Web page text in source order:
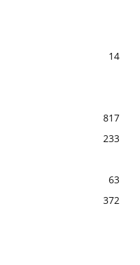
14
817
233
63
372